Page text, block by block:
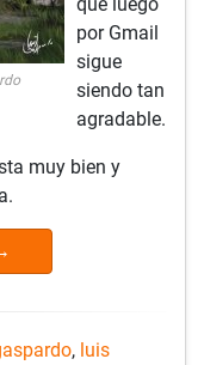
por Gmail
sigue
siendo tan
agradable.
muy bien y
, luis